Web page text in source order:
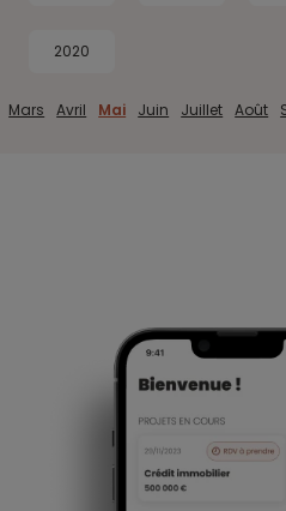
2020
Mars Avril Mai Juin Juillet Août